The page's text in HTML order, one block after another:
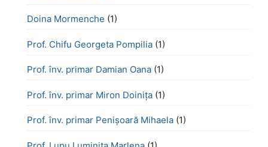
Doina Mormenche (1)
Prof. Chifu Georgeta Pompilia (1)
Prof. înv. primar Damian Oana (1)
Prof. înv. primar Miron Doinița (1)
Prof. înv. primar Penișoară Mihaela (1)